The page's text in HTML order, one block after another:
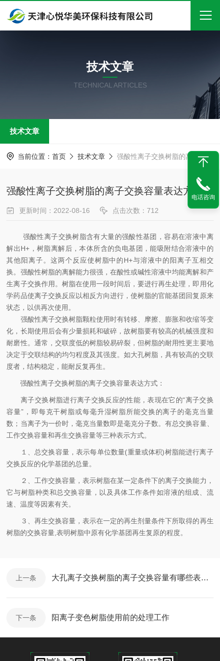
关于我们
产品中心
在线留言
技术文章
TECHNICAL ARTICLES
技术文章
当前位置： 首页 技术文章 强酸性离子交换树脂的离子交换容量表达方式
强酸性离子交换树脂的离子交换容量表达方式
更新时间：2022-08-16 点击次数：712
强酸性离子交换树脂含有大量的强酸性基团，容易在溶液中离
解出H+，树脂离解后，本体所含的负电基团，能吸附结合溶液中的
其他阳离子。这两个反应使树脂中的H+与溶液中的阳离子互相交
换。强酸性树脂的离解能力很强，在酸性或碱性溶液中均能离解和产
生离子交换作用。树脂在使用一段时间后，要进行再生处理，即用化
学药品使离子交换反应以相反方向进行，使树脂的官能基团回复原来
状态，以供再次使用。
强酸性离子交换树脂颗粒使用时有转移、摩擦、膨胀和收缩等变
化，长期使用后会有少量损耗和破碎，故树脂要有较高的机械强度和
耐磨性。通常，交联度低的树脂较易碎裂，但树脂的耐用性更主要地
决定于交联结构的均匀程度及其强度。如大孔树脂，具有较高的交联
度者，结构稳定，能耐反复再生。
强酸性离子交换树脂的离子交换容量表达方式：
离子交换树脂进行离子交换反应的性能，表现在它的“离子交换
容量”，即每克干树脂或每毫升湿树脂所能交换的离子的毫克当量
数；当离子为一价时，毫克当量数即是毫克分子数。有总交换容量、
工作交换容量和再生交换容量等三种表示方式。
１、总交换容量，表示每单位数量(重量或体积)树脂能进行离子
交换反应的化学基团的总量。
２、工作交换容量，表示树脂在某一定条件下的离子交换能力，
它与树脂种类和总交换容量，以及具体工作条件如溶液的组成、流
速、温度等因素有关。
３、再生交换容量，表示在一定的再生剂量条件下所取得的再生
树脂的交换容量,表明树脂中原有化学基团再生复原的程度。
上一条 大孔离子交换树脂的离子交换容量有哪些表示方式
下一条 阳离子变色树脂使用前的处理工作
电话咨询